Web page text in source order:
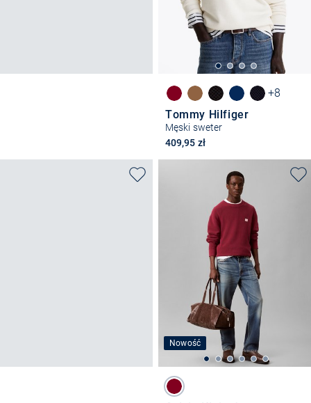
+8
Tommy Hilfiger
Męski sweter
409,95 zł
Nowość